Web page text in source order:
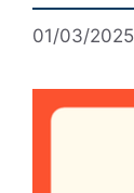
01/03/2025